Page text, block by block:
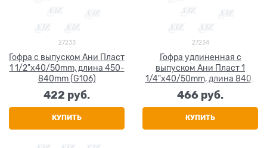
27233
Гофра с выпуском Ани Пласт
1 1/2"x40/50mm, длина 450-
840mm (G106)
422 руб.
КУПИТЬ
27234
Гофра удлиненная с
выпуском Ани Пласт 1
1/4"x40/50mm, длина 840-
1590mm (G216)
466 руб.
КУПИТЬ